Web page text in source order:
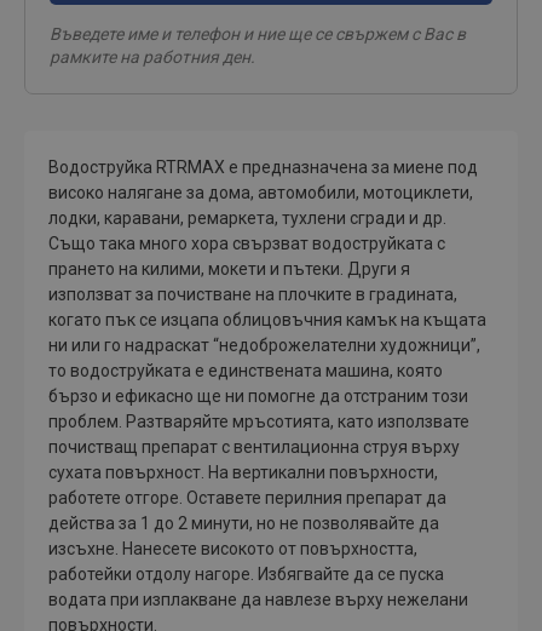
Въведете име и телефон и ние ще се свържем с Вас в
рамките на работния ден.
Водоструйка RTRMAX е предназначена за миене под
високо налягане за дома, автомобили, мотоциклети,
лодки, каравани, ремаркета, тухлени сгради и др.
Също така много хора свързват водоструйката с
прането на килими, мокети и пътеки. Други я
използват за почистване на плочките в градината,
когато пък се изцапа облицовъчния камък на къщата
ни или го надраскат “недоброжелателни художници”,
то водоструйката е единствената машина, която
бързо и ефикасно ще ни помогне да отстраним този
проблем. Разтваряйте мръсотията, като използвате
почистващ препарат с вентилационна струя върху
сухата повърхност. На вертикални повърхности,
работете отгоре. Оставете перилния препарат да
действа за 1 до 2 минути, но не позволявайте да
изсъхне. Нанесете високото от повърхността,
работейки отдолу нагоре. Избягвайте да се пуска
водата при изплакване да навлезе върху нежелани
повърхности.